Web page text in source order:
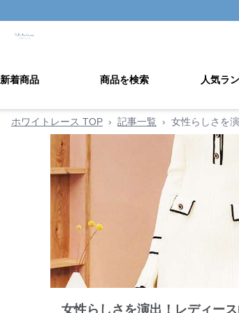
新着商品 商品を検索 人気ラ
ホワイトレース TOP › 記事一覧 › 女性らしさを
女性らしさを演出！レディー